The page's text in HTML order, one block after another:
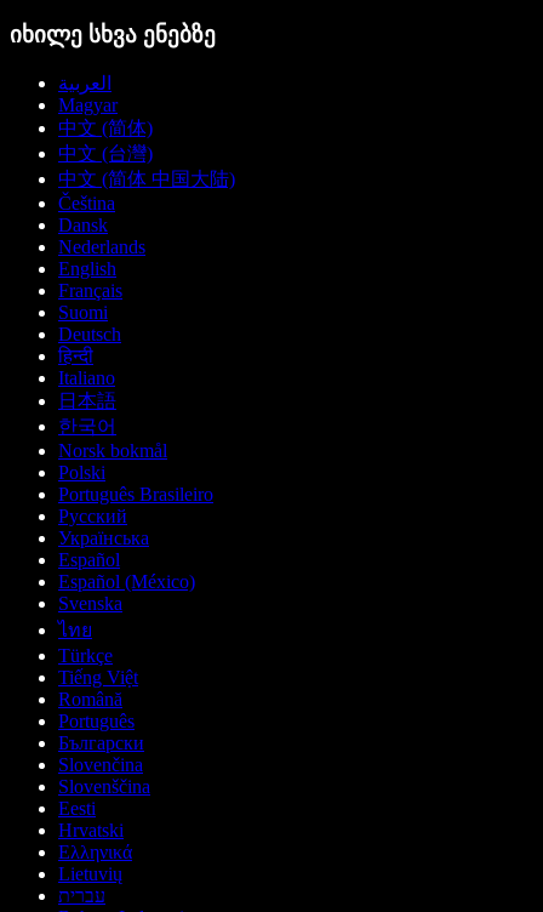
იხილე სხვა ენებზე
العربية
Magyar
中文 (简体)
中文 (台灣)
中文 (简体 中国大陆)
Čeština
Dansk
Nederlands
English
Français
Suomi
Deutsch
हिन्दी
Italiano
日本語
한국어
Norsk bokmål
Polski
Português Brasileiro
Русский
Українська
Español
Español (México)
Svenska
ไทย
Türkçe
Tiếng Việt
Română
Português
Български
Slovenčina
Slovenščina
Eesti
Hrvatski
Ελληνικά
Lietuvių
עברית